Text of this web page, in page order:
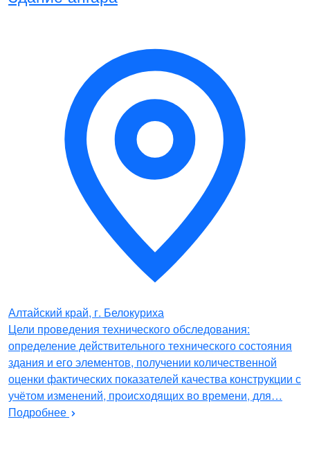
Алтайский край, г. Белокуриха
Цели проведения технического обследования:
определение действительного технического состояния
здания и его элементов, получении количественной
оценки фактических показателей качества конструкции с
учётом изменений, происходящих во времени, для…
Подробнее